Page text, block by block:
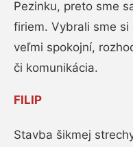
Pezinku, preto sme
firiem. Vybrali sme
veľmi spokojní,
či komunikácia.
FILIP
Stavba šikmej